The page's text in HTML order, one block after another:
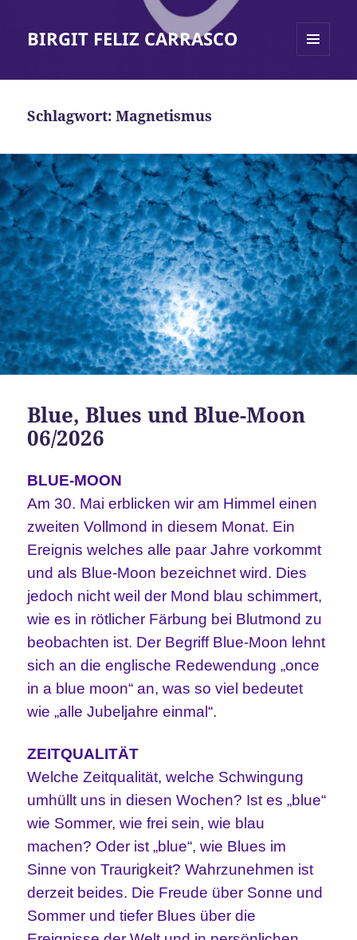
BIRGIT FELIZ CARRASCO
Schlagwort:Magnetismus
Blue, Blues und Blue-Moon
06/2026
BLUE-MOON
Am 30. Mai erblicken wir am Himmel einen
zweiten Vollmond in diesem Monat. Ein
Ereignis welches alle paar Jahre vorkommt
und als Blue-Moon bezeichnet wird. Dies
jedoch nicht weil der Mond blau schimmert,
wie es in rötlicher Färbung bei Blutmond zu
beobachten ist. Der Begriff Blue-Moon lehnt
sich an die englische Redewendung „once
in a blue moon“ an, was so viel bedeutet
wie „alle Jubeljahre einmal“.
ZEITQUALITÄT
Welche Zeitqualität, welche Schwingung
umhüllt uns in diesen Wochen? Ist es „blue“
wie Sommer, wie frei sein, wie blau
machen? Oder ist „blue“, wie Blues im
Sinne von Traurigkeit? Wahrzunehmen ist
derzeit beides. Die Freude über Sonne und
Sommer und tiefer Blues über die